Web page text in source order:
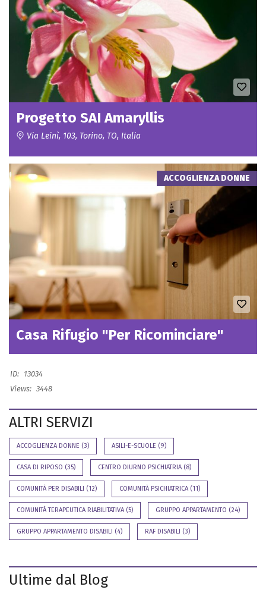
Progetto SAI Amaryllis
Via Leinì, 103, Torino, TO, Italia
ACCOGLIENZA DONNE
Casa Rifugio "Per Ricominciare"
ID: 13034
Views: 3448
ALTRI SERVIZI
ACCOGLIENZA DONNE (3) ASILI-E-SCUOLE (9)
CASA DI RIPOSO (35) CENTRO DIURNO PSICHIATRIA (8)
COMUNITÀ PER DISABILI (12) COMUNITÀ PSICHIATRICA (11)
COMUNITÀ TERAPEUTICA RIABILITATIVA (5) GRUPPO APPARTAMENTO (24)
GRUPPO APPARTAMENTO DISABILI (4) RAF DISABILI (3)
Ultime dal Blog